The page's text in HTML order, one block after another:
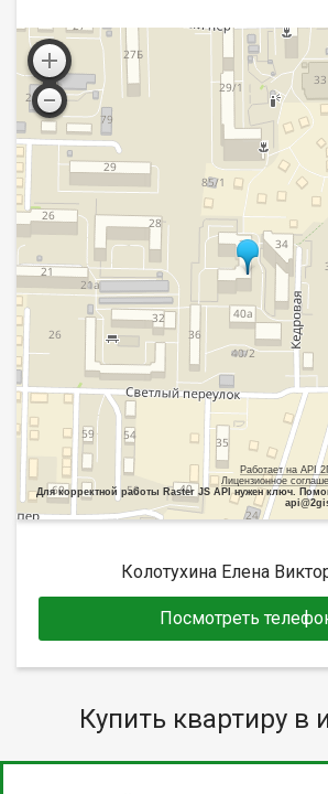
Работает на API
Лицензионное
Для корректной работы Raster JS API нужен ключ.
Колотухина Елена
Посмотреть
Купить квартиру в